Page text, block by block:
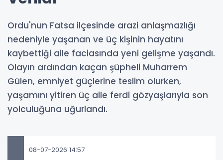
Ordu'nun Fatsa ilçesinde arazi anlaşmazlığı
nedeniyle yaşanan ve üç kişinin hayatını
kaybettiği aile faciasında yeni gelişme yaşandı.
Olayın ardından kaçan şüpheli Muharrem
Gülen, emniyet güçlerine teslim olurken,
yaşamını yitiren üç aile ferdi gözyaşlarıyla son
yolculuğuna uğurlandı.
08-07-2026 14:57